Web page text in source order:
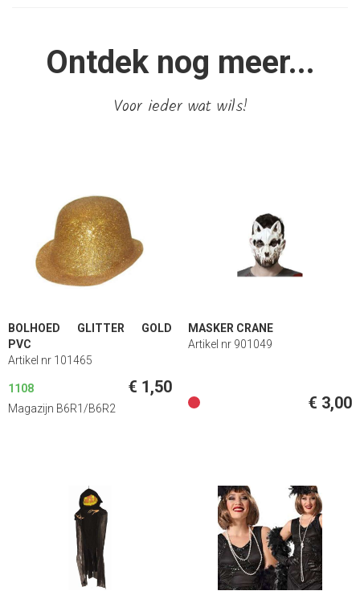
Ontdek nog meer...
Voor ieder wat wils!
BOLHOED GLITTER GOLD
PVC
Artikel nr 101465
1108 € 1,50
Magazijn B6R1/B6R2
MASKER CRANE
Artikel nr 901049
€ 3,00